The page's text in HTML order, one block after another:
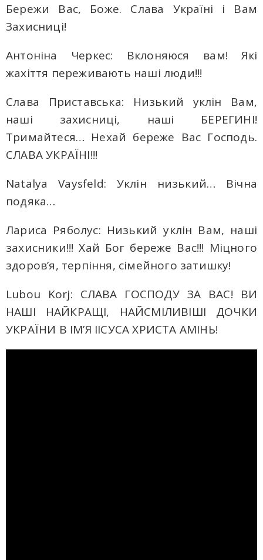
Бережи Вас, Боже. Слава Україні і Вам
Захисниці!
Антоніна Черкес: Вклоняюся вам! Які
жахіття переживають наші люди!!!
Слава Приставська: Низький уклін Вам,
наші захисниці, наші БЕРЕГИНІ!
Тримайтеся… Нехай береже Вас Господь.
СЛАВА УКРАЇНІ!!!
Natalya Vaysfeld: Уклін низький… Вічна
подяка…
Лариса Ряболус: Низький уклін Вам, наші
захисники!!! Хай Бог береже Вас!!! Міцного
здоров’я, терпіння, сімейного затишку!
Lubou Korj: СЛАВА ГОСПОДУ ЗА ВАС! ВИ
НАШІ НАЙКРАЩІ, НАЙСМІЛИВІШІ ДОЧКИ
УКРАЇНИ В ІМ’Я ІІСУСА ХРИСТА АМІНЬ!